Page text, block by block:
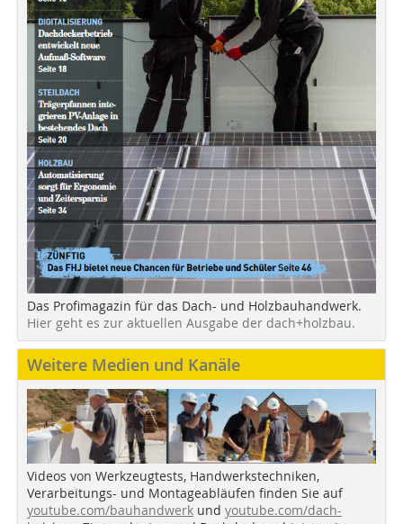
Das Profimagazin für das Dach- und Holzbauhandwerk.
Hier geht es zur aktuellen Ausgabe der dach+holzbau.
Weitere Medien und Kanäle
Videos von Werkzeugtests, Handwerkstechniken,
Verarbeitungs- und Montageabläufen finden Sie auf
youtube.com/bauhandwerk und youtube.com/dach-